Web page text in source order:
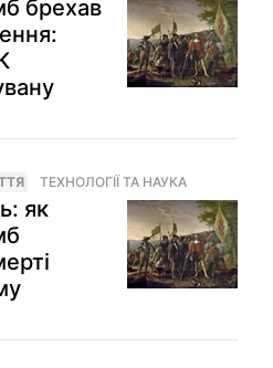
брехав
ТЕХНОЛОГІЇ ТА НАУКА
як